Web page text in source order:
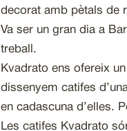
decorat amb pètals de
Va ser un gran dia a
treball.
Kvadrato ens ofereix
dissenyem catifes
en cadascuna d’elles.
Les catifes Kvadrato